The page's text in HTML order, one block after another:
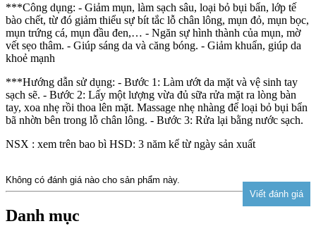
***Công dụng: - Giảm mụn, làm sạch sâu, loại bỏ bụi bẩn, lớp tế
bào chết, từ đó giảm thiểu sự bít tắc lỗ chân lông, mụn đỏ, mụn bọc,
mụn trứng cá, mụn đầu đen,… - Ngăn sự hình thành của mụn, mờ
vết sẹo thâm. - Giúp sáng da và căng bóng. - Giảm khuẩn, giúp da
khoẻ mạnh
***Hướng dẫn sử dụng: - Bước 1: Làm ướt da mặt và vệ sinh tay
sạch sẽ. - Bước 2: Lấy một lượng vừa đủ sữa rửa mặt ra lòng bàn
tay, xoa nhẹ rồi thoa lên mặt. Massage nhẹ nhàng để loại bỏ bụi bẩn
bã nhờn bên trong lỗ chân lông. - Bước 3: Rửa lại bằng nước sạch.
NSX : xem trên bao bì HSD: 3 năm kể từ ngày sản xuất
Không có đánh giá nào cho sản phẩm này.
Danh mục